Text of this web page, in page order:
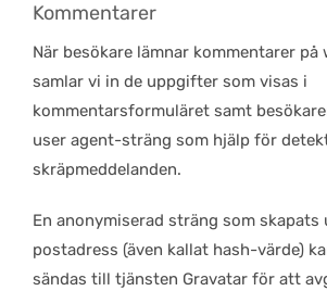
Kommentarer
När besökare lämnar kommentarer på
samlar vi in de uppgifter som visas i
kommentarsformuläret samt
user agent-sträng som hjälp för
skräpmeddelanden.
En anonymiserad sträng som
postadress (även kallat hash-värde)
sändas till tjänsten Gravatar för att